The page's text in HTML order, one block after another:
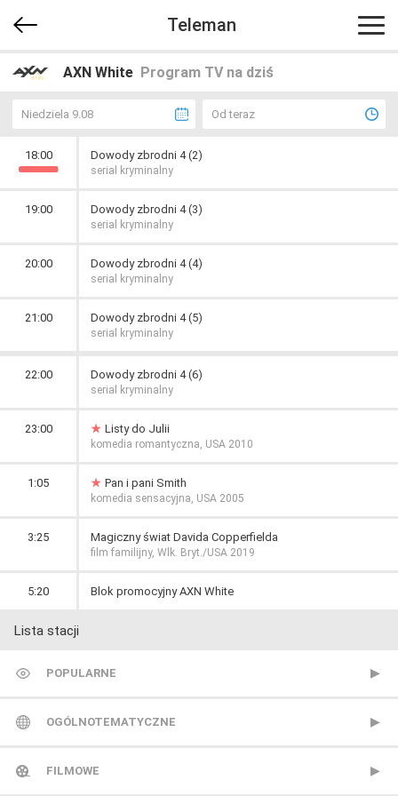
Teleman
AXN White Program TV na dziś
Niedziela 9.08 Od teraz
18:00 Dowody zbrodni 4 (2)
serial kryminalny
19:00 Dowody zbrodni 4 (3)
serial kryminalny
20:00 Dowody zbrodni 4 (4)
serial kryminalny
21:00 Dowody zbrodni 4 (5)
serial kryminalny
22:00 Dowody zbrodni 4 (6)
serial kryminalny
23:00 Listy do Julii
komedia romantyczna, USA 2010
1:05 Pan i pani Smith
komedia sensacyjna, USA 2005
3:25 Magiczny świat Davida Copperfielda
film familijny, Wlk. Bryt./USA 2019
5:20 Blok promocyjny AXN White
Lista stacji
POPULARNE
TVP 1
TVP 2
OGÓLNOTEMATYCZNE
Metro TV
FILMOWE